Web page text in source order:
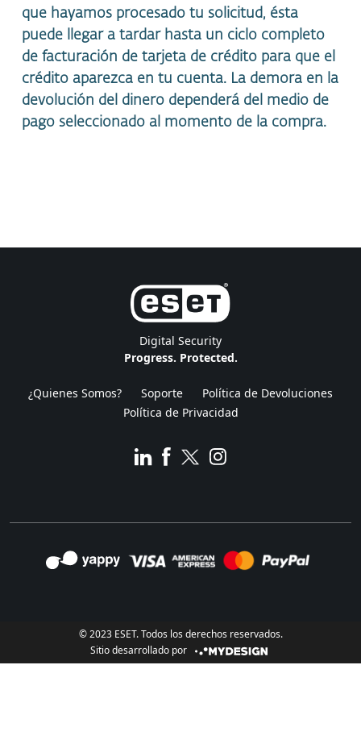
que hayamos procesado tu solicitud, ésta
puede llegar a tardar hasta un ciclo completo
de facturación de tarjeta de crédito para que el
crédito aparezca en tu cuenta. La demora en la
devolución del dinero dependerá del medio de
pago seleccionado al momento de la compra.
Digital Security
Progress. Protected.
¿Quienes Somos? Soporte
Política de Devoluciones
Política de Privacidad
© 2023 ESET. Todos los derechos reservados.
Sitio desarrollado por